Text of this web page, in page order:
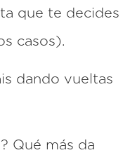
que te decides
casos).
dando vueltas
Qué más da